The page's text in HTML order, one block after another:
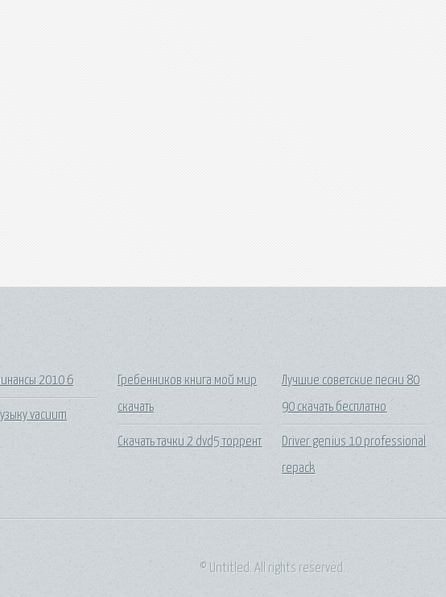
2010 6
vacuum
Гребенников книга мой мир
скачать
Скачать тачки 2 dvd5 торрент
Лучшие советские песни 80
90 скачать бесплатно
Driver genius 10 professional
repack
© Untitled. All rights reserved.